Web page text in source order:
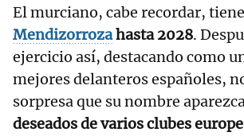
El murciano, cabe recordar, tiene
Mendizorrozahasta 2028.
ejercicio así, destacando como
mejores delanteros españoles,
sorpresa que su nombre
deseados de varios clubes